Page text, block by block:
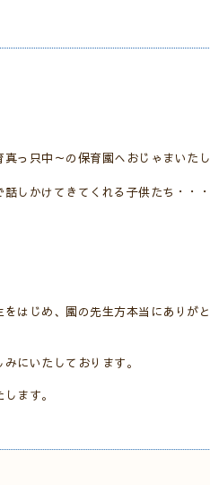
っ只中～の保育園へおじゃまいたし
しかけてきてくれる子供たち・・・
はじめ、園の先生方本当にありがと
にいたしております。
ます。